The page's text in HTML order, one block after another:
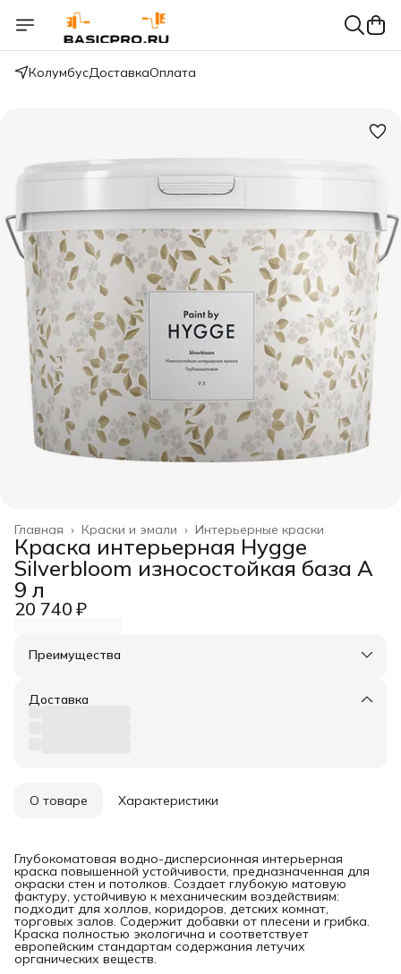
КолумбусДоставкаОплата
Интерьерные краски
Краски и эмали ›
Главная ›
Краска интерьерная Hygge
Silverbloom износостойкая база A
9 л
20 740 ₽
Преимущества
Оплата частями в Сплит
Удобный возврат
Доставка
О товаре Характеристики
Глубокоматовая водно-дисперсионная интерьерная
краска повышенной устойчивости, предназначенная для
окраски стен и потолков. Создает глубокую матовую
фактуру, устойчивую к механическим воздействиям:
подходит для холлов, коридоров, детских комнат,
торговых залов. Содержит добавки от плесени и грибка.
Краска полностью экологична и соответствует
европейским стандартам содержания летучих
органических веществ.